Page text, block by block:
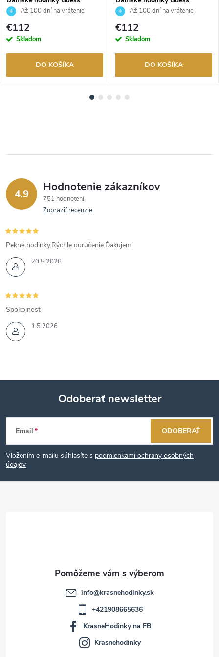
GW0997L1
Až 100 dní na vrátenie
tovaru. Autorizovaný predajca.
€112
Skladom
DO KOŠÍKA
GW1028L2
Až 100 dní na vrátenie
tovaru. Autorizovaný predajca.
€112
Skladom
DO KOŠÍKA
4,9 Hodnotenie zákazníkov
751 hodnotení
Zobraziť recenzie
20.5.2026
Pekné hodinky.Rýchle doručenie.Ďakujem.
1.5.2026
Spokojnost
Z
á
p
Odoberať newsletter
Email
Vložením e-mailu súhlasíte s podmienkami ochrany osobných
údajov
ODOBERAŤ
info@krasnehodinky.sk
+421908665636
KrasneHodinky na FB
Krasnehodinky